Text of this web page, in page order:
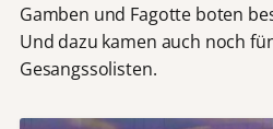
Gamben und Fagotte boten
Und dazu kamen auch noch
Gesangssolisten.